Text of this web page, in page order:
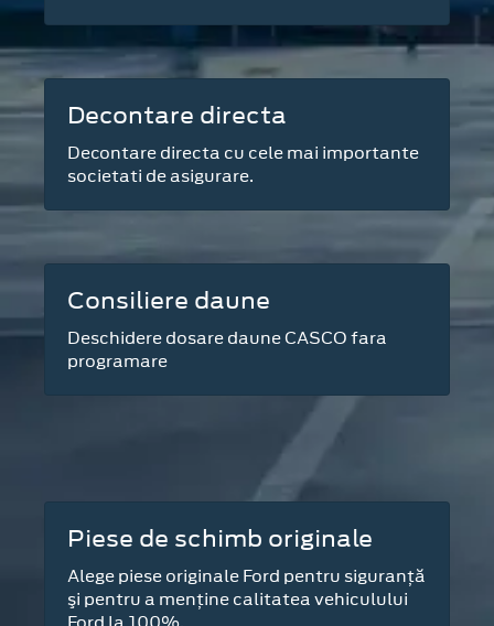
Decontare directa
Decontare directa cu cele mai importante
societati de asigurare.
Consiliere daune
Deschidere dosare daune CASCO fara
programare
Piese de schimb originale
Alege piese originale Ford pentru siguranţă
şi pentru a menţine calitatea vehiculului